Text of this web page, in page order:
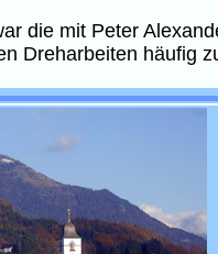
die mit Peter
Dreharbeiten häufig